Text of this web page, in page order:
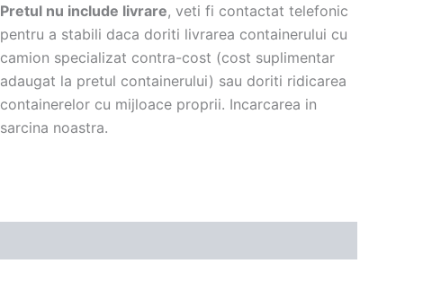
Pretul nu include livrare, veti fi contactat telefonic
pentru a stabili daca doriti livrarea containerului cu
camion specializat contra-cost (cost suplimentar
adaugat la pretul containerului) sau doriti ridicarea
containerelor cu mijloace proprii. Incarcarea in
sarcina noastra.